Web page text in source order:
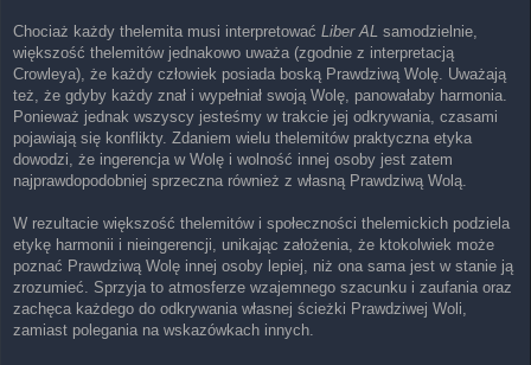
Chociaż każdy thelemita musi interpretować Liber AL samodzielnie,
większość thelemitów jednakowo uważa (zgodnie z interpretacją
Crowleya), że każdy człowiek posiada boską Prawdziwą Wolę. Uważają
też, że gdyby każdy znał i wypełniał swoją Wolę, panowałaby harmonia.
Ponieważ jednak wszyscy jesteśmy w trakcie jej odkrywania, czasami
pojawiają się konflikty. Zdaniem wielu thelemitów praktyczna etyka
dowodzi, że ingerencja w Wolę i wolność innej osoby jest zatem
najprawdopodobniej sprzeczna również z własną Prawdziwą Wolą.
W rezultacie większość thelemitów i społeczności thelemickich podziela
etykę harmonii i nieingerencji, unikając założenia, że ​​ktokolwiek może
poznać Prawdziwą Wolę innej osoby lepiej, niż ona sama jest w stanie ją
zrozumieć. Sprzyja to atmosferze wzajemnego szacunku i zaufania oraz
zachęca każdego do odkrywania własnej ścieżki Prawdziwej Woli,
zamiast polegania na wskazówkach innych.